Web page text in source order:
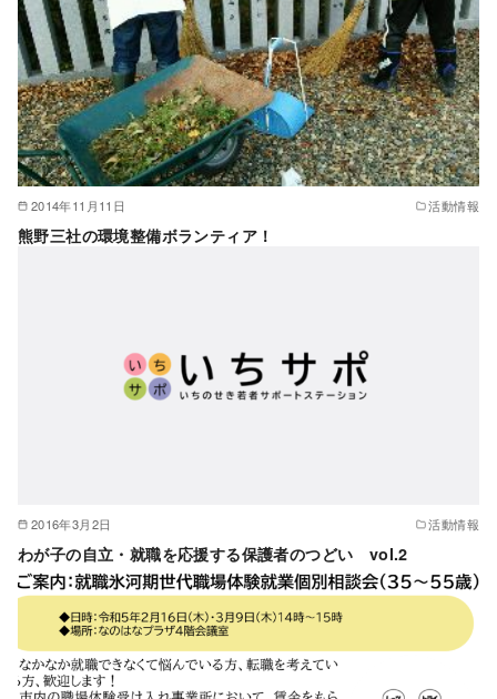
2014年11月11日 活動情報
熊野三社の環境整備ボランティア！
2016年3月2日 活動情報
わが子の自立・就職を応援する保護者のつどい vol.2